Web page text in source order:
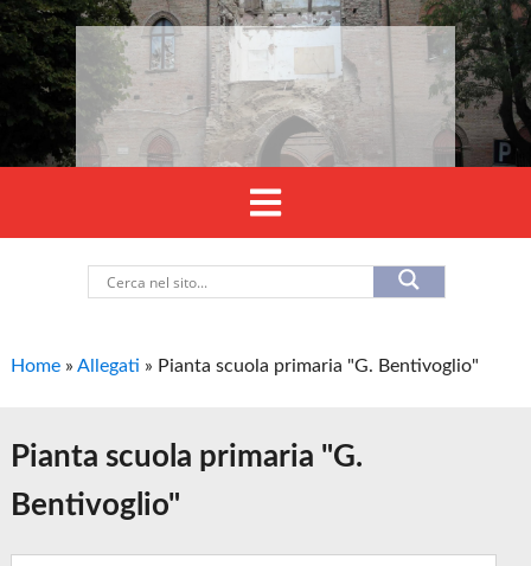
Home »Allegati » Pianta scuola primaria "G. Bentivoglio"
Pianta scuola primaria "G.
Bentivoglio"